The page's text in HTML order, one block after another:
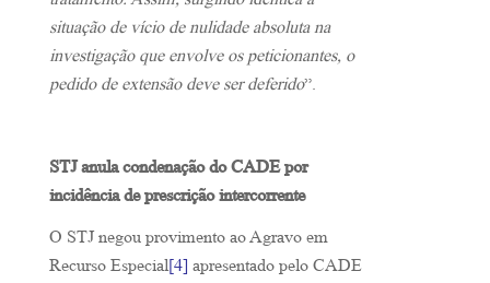
situação de vício de nulidade absoluta na
investigação que envolve os peticionantes, o
pedido de extensão deve ser deferido”.
STJ anula condenação do CADE por
incidência de prescrição intercorrente
O STJ negou provimento ao Agravo em
Recurso Especial[4] apresentado pelo CADE